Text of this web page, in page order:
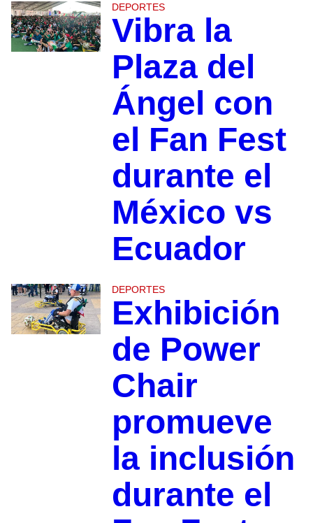
DEPORTES
Vibra la
Plaza del
Ángel con
el Fan Fest
durante el
México vs
Ecuador
DEPORTES
Exhibición
de Power
Chair
promueve
la inclusión
durante el